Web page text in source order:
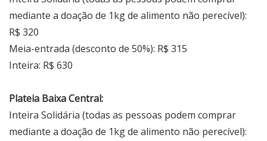
mediante a doação de 1kg de alimento não perecível):
R$ 320
Meia-entrada (desconto de 50%): R$ 315
Inteira: R$ 630
Plateia Baixa Central:
Inteira Solidária (todas as pessoas podem comprar
mediante a doação de 1kg de alimento não perecível):